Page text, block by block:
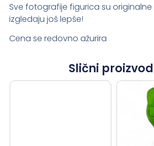
Sve fotografije figurica su
izgledaju još lepše!
Cena se redovno ažurira
Slični